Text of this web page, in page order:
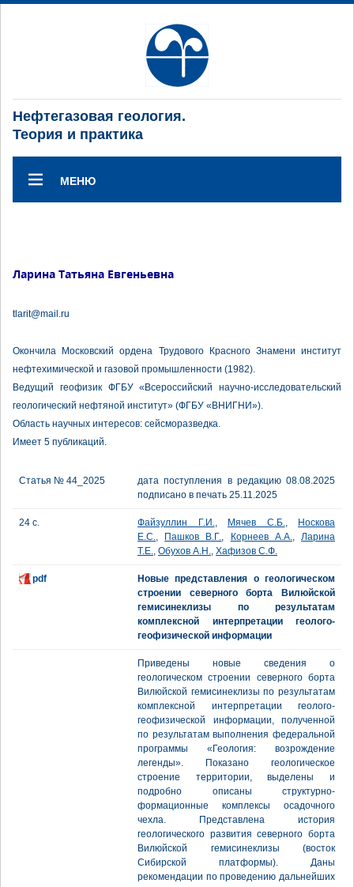
Нефтегазовая геология.
Теория и практика
МЕНЮ
Ларина Татьяна Евгеньевна
tlarit@mail.ru
Окончила Московский ордена Трудового Красного Знамени институт
нефтехимической и газовой промышленности (1982).
Ведущий геофизик ФГБУ «Всероссийский научно-исследовательский
геологический нефтяной институт» (ФГБУ «ВНИГНИ»).
Область научных интересов: сейсморазведка.
Имеет 5 публикаций.
Статья № 44_2025
дата поступления в редакцию 08.08.2025
подписано в печать 25.11.2025
24 с. Файзуллин Г.И., Мячев С.Б.,
Носкова
Е.С., Пашков В.Г., Корнеев А.А.,Ларина
Т.Е., Обухов А.Н., Хафизов С.Ф.
pdf
Новые представления о геологическом
строении северного борта Вилюйской
гемисинеклизы по результатам
комплексной интерпретации геолого-
геофизической информации
Приведены новые сведения о
геологическом строении северного борта
Вилюйской гемисинеклизы по результатам
комплексной интерпретации геолого-
геофизической информации, полученной
по результатам выполнения федеральной
программы «Геология: возрождение
легенды». Показано геологическое
строение территории, выделены и
подробно описаны структурно-
формационные комплексы осадочного
чехла. Представлена история
геологического развития северного борта
Вилюйской гемисинеклизы (восток
Сибирской платформы). Даны
рекомендации по проведению дальнейших